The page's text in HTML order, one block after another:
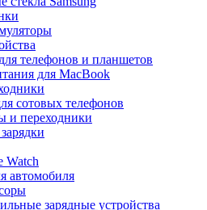
телефонов и планшетов
для MacBook
сотовых телефонов
и переходники
Watch
автомобиля
зарядные устройства